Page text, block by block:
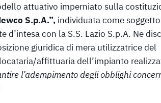
attuativo imperniato sulla
S.p.A.”, individuata come soggetto
d’intesa con la S.S. Lazio S.p.A. Ne
giuridica di mera utilizzatrice del
affittuaria dell’impianto
l’adempimento degli obblighi